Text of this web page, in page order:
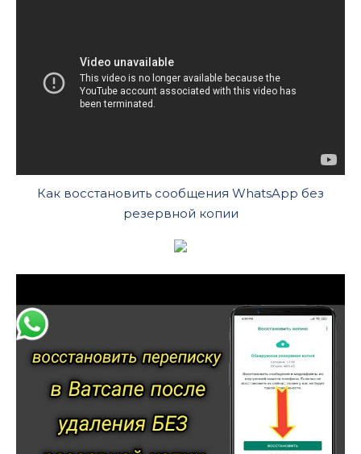
Как восстановить сообщения WhatsApp без
резервной копии